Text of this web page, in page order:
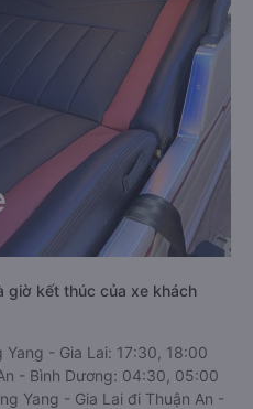
giờ kết thúc của xe khách
Yang - Gia Lai: 17:30, 18:00
- Bình Dương: 04:30, 05:00
Yang - Gia Lai đi Thuận An -